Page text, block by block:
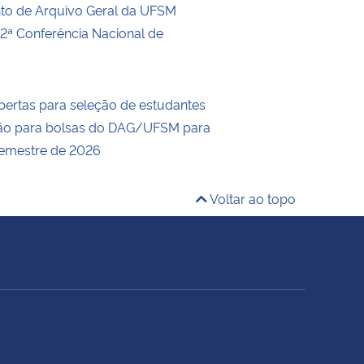
de Arquivo Geral da UFSM
Conferência Nacional de
para seleção de estudantes
para bolsas do DAG/UFSM para
de 2026
Voltar ao topo